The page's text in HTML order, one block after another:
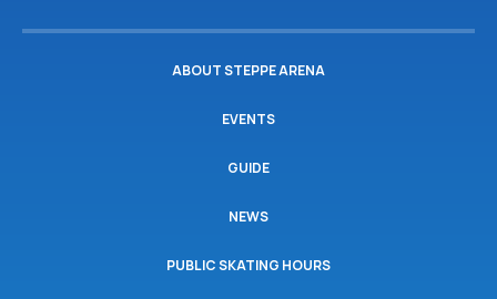
ABOUT STEPPE ARENA
EVENTS
GUIDE
NEWS
PUBLIC SKATING HOURS